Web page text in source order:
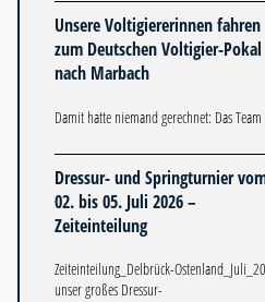
Unsere Voltigiererinnen fahren
zum Deutschen Voltigier-Pokal
nach Marbach
Damit hatte niemand gerechnet: Das
Dressur- und Springturnier
02. bis 05. Juli 2026 –
Zeiteinteilung
Zeiteinteilung_Delbrück-
unser großes Dressur-